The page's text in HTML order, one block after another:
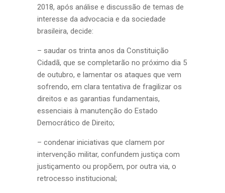
2018, após análise e discussão de temas de
interesse da advocacia e da sociedade
brasileira, decide:
– saudar os trinta anos da Constituição
Cidadã, que se completarão no próximo dia 5
de outubro, e lamentar os ataques que vem
sofrendo, em clara tentativa de fragilizar os
direitos e as garantias fundamentais,
essenciais à manutenção do Estado
Democrático de Direito;
– condenar iniciativas que clamem por
intervenção militar, confundem justiça com
justiçamento ou propõem, por outra via, o
retrocesso institucional;